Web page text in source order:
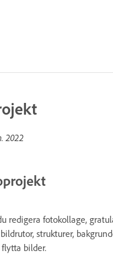
2022
redigera fotokollage,
strukturer,
bilder.